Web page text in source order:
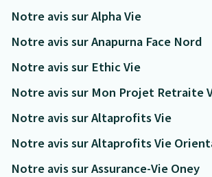
Notre avis sur Alpha Vie
Notre avis sur Anapurna Face Nord
Notre avis sur Ethic Vie
Notre avis sur Mon Projet Retraite
Notre avis sur Altaprofits Vie
Notre avis sur Altaprofits Vie
Notre avis sur Assurance-Vie Oney